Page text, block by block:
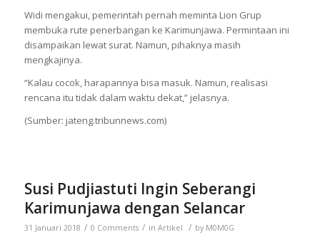
Widi mengakui, pemerintah pernah meminta Lion Grup
membuka rute penerbangan ke Karimunjawa. Permintaan ini
disampaikan lewat surat. Namun, pihaknya masih
mengkajinya.
“Kalau cocok, harapannya bisa masuk. Namun, realisasi
rencana itu tidak dalam waktu dekat,” jelasnya.
(Sumber: jateng.tribunnews.com)
Susi Pudjiastuti Ingin Seberangi
Karimunjawa dengan Selancar
31 Januari 2018 / 0 Comments / in Artikel / by M0M0G